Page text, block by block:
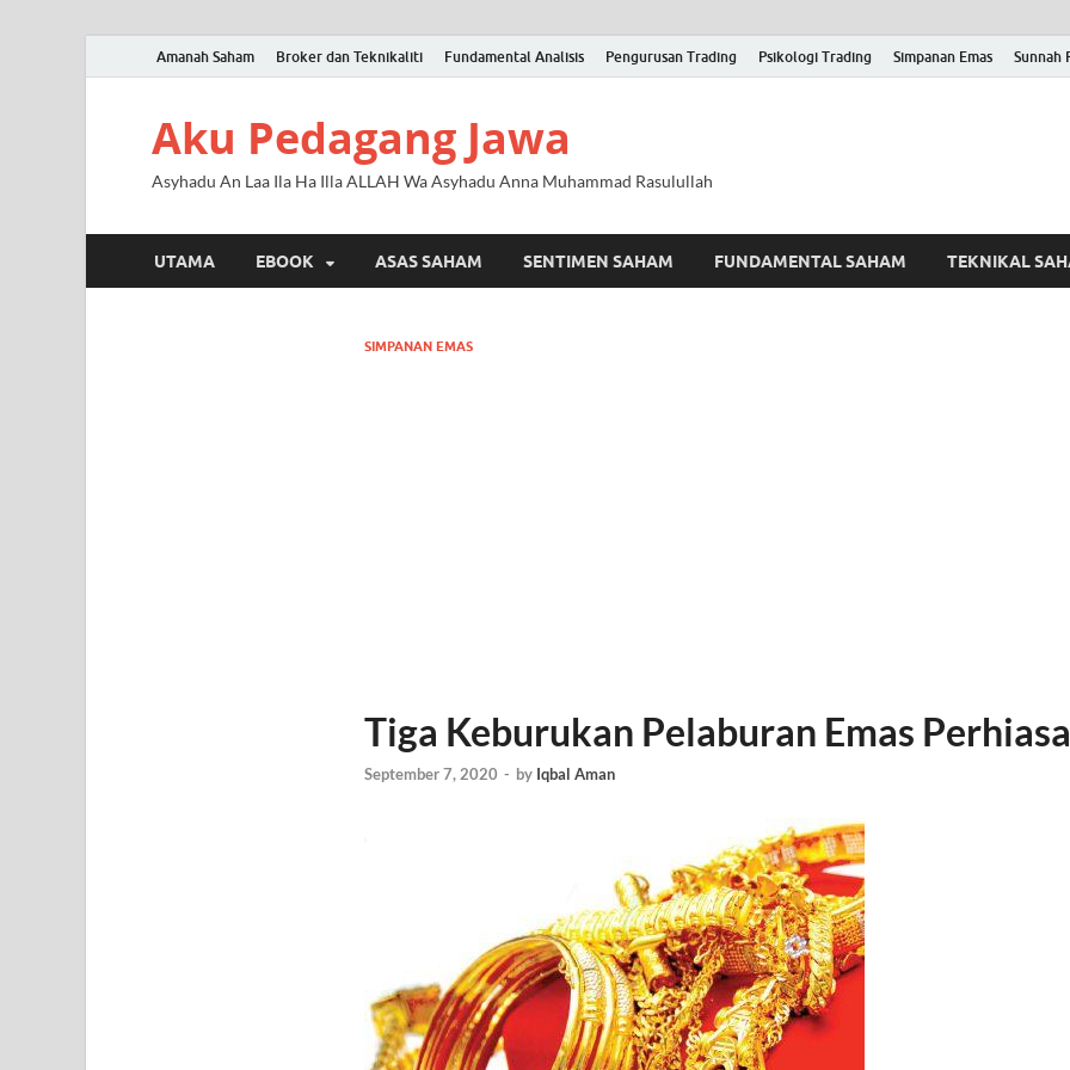
Amanah Saham Broker dan Teknikaliti Fundamental Analisis Pengurusan Trading Psikologi Trading Simpanan Emas Sunnah
Aku Pedagang Jawa
Asyhadu An Laa Ila Ha Illa ALLAH Wa Asyhadu Anna Muhammad Rasulullah
UTAMA EBOOK ASAS SAHAM SENTIMEN SAHAM FUNDAMENTAL SAHAM TEKNIKAL
SIMPANAN EMAS
Tiga Keburukan Pelaburan Emas
September 7, 2020 - by Iqbal Aman